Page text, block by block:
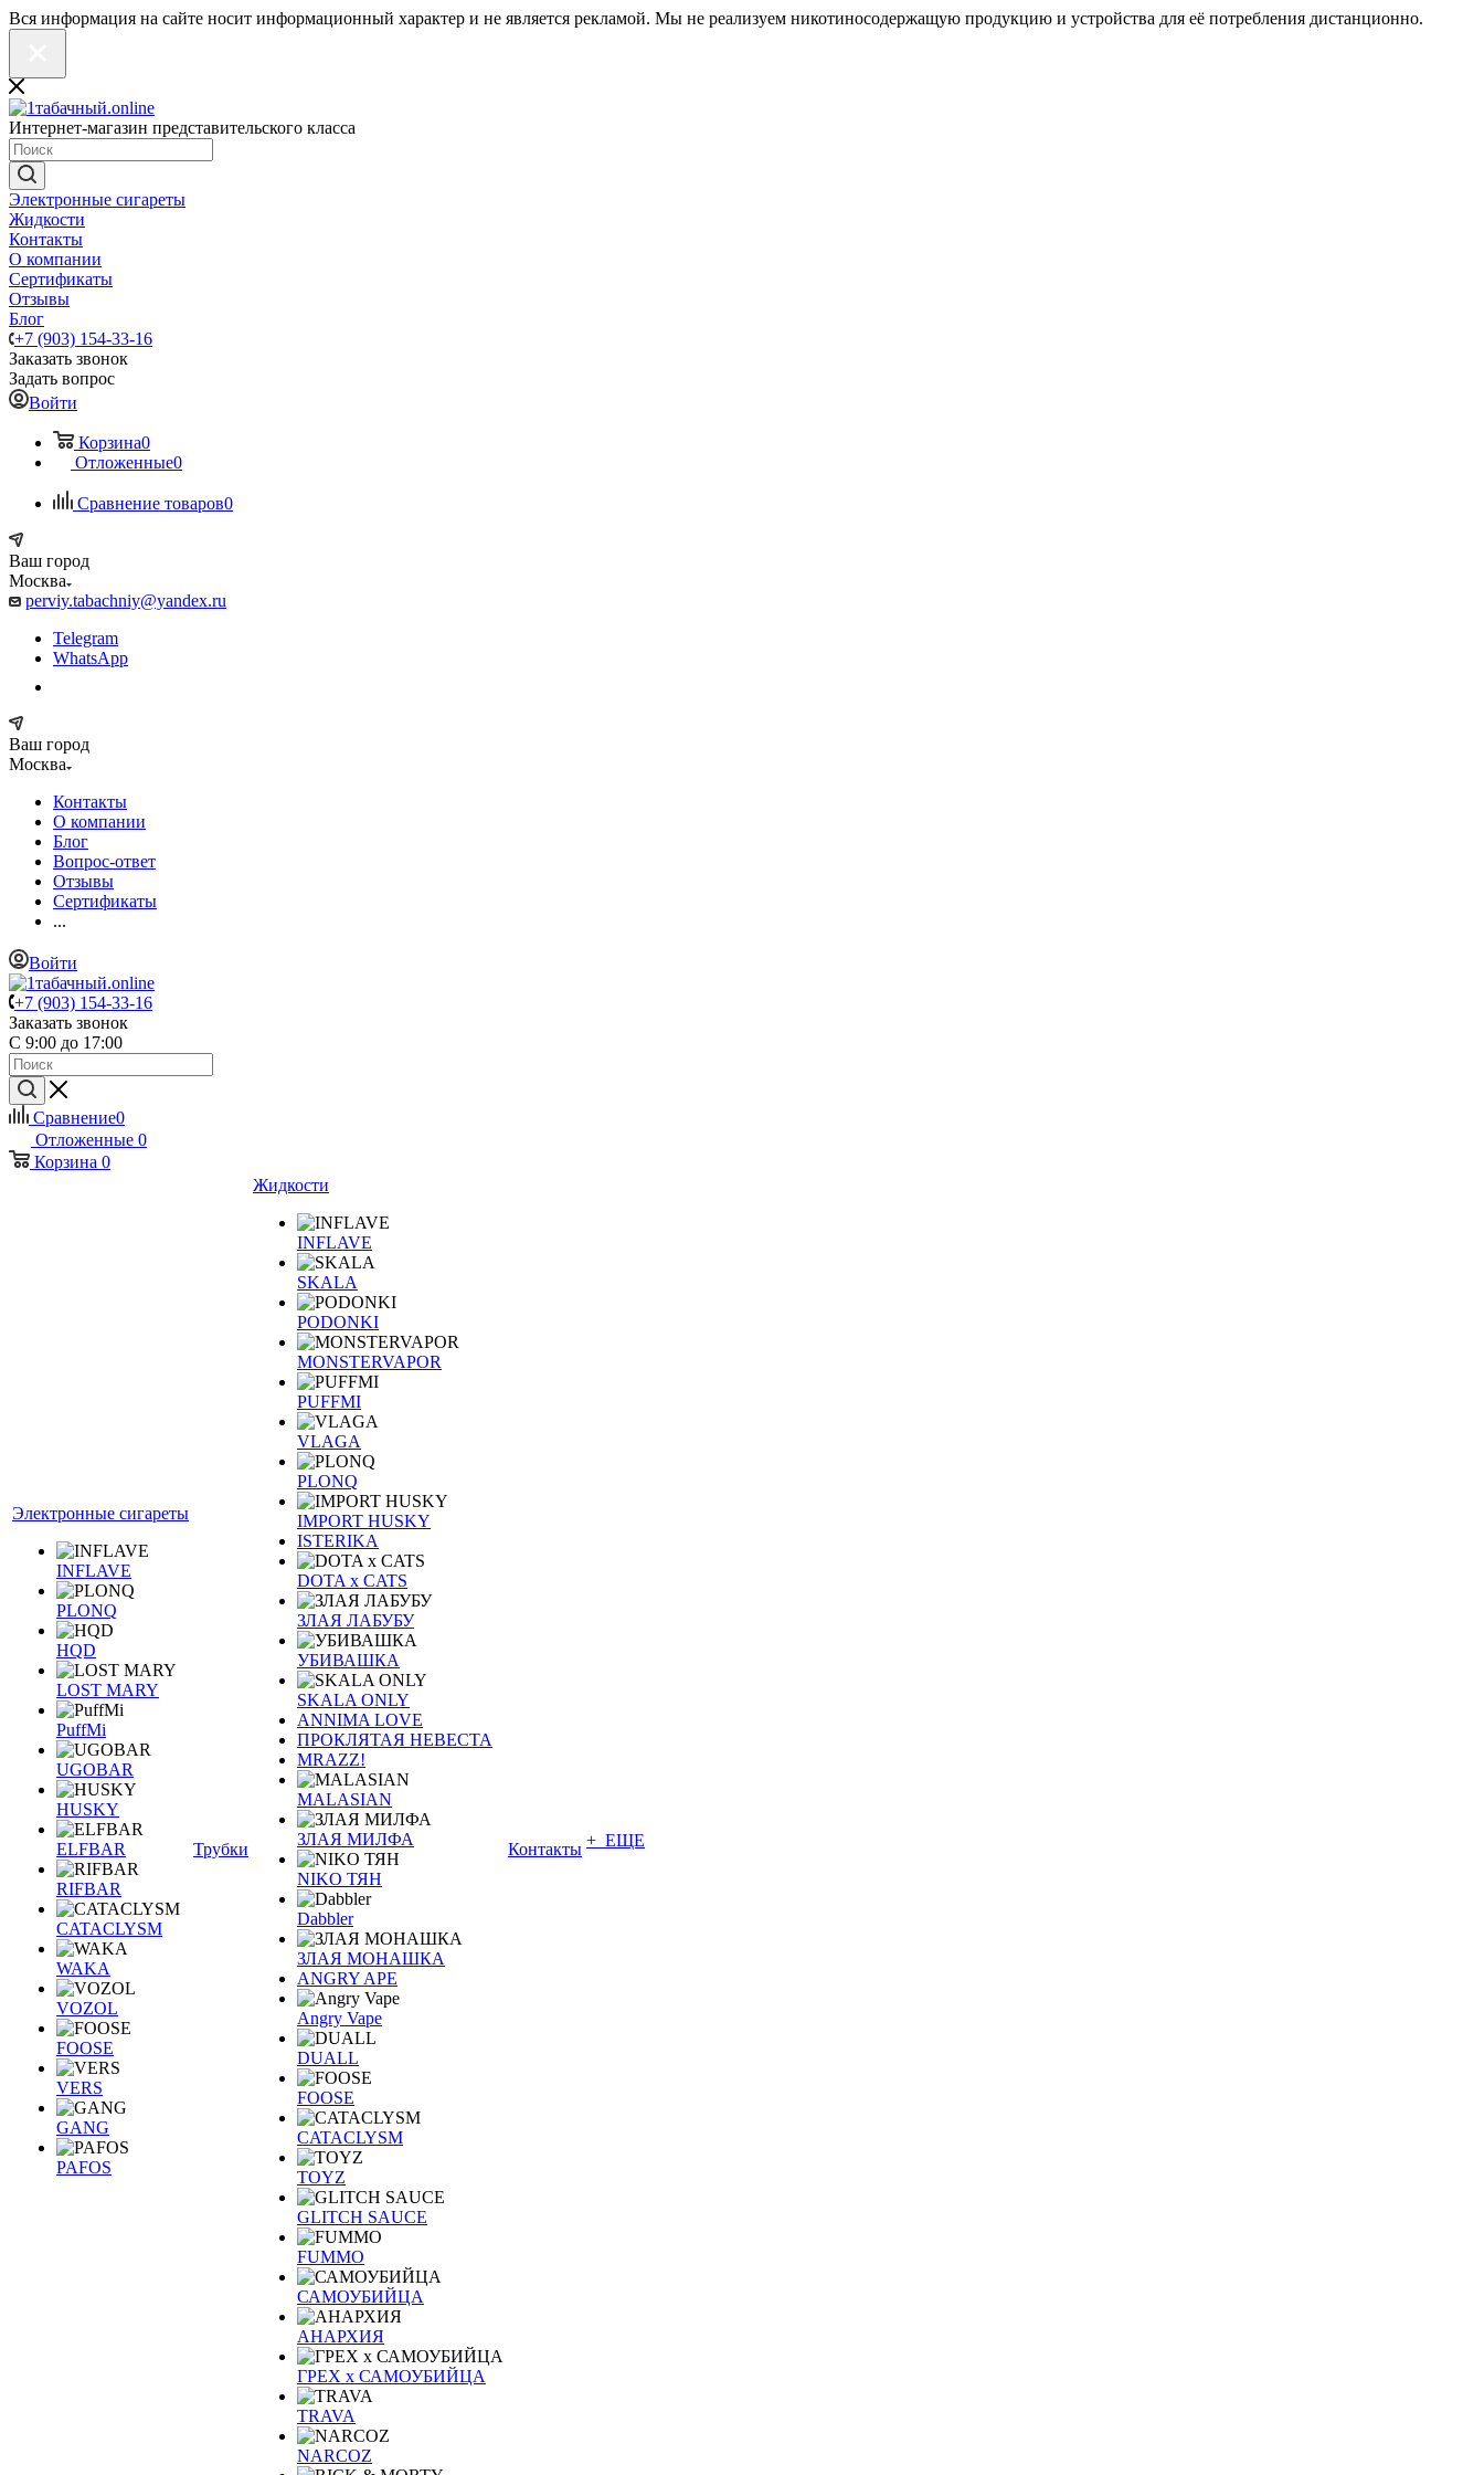
Вся информация на сайте носит информационный характер и не является рекламой. Мы не реализуем никотиносодержащую продукцию и устройства для её потребления дистанционно.
Интернет-магазин представительского класса
Электронные сигареты
Жидкости
Контакты
О компании
Сертификаты
Отзывы
Блог
+7 (903) 154-33-16
Заказать звонок
Задать вопрос
Войти
Корзина0
Отложенные0
Сравнение товаров0
Ваш город
Москва
perviy.tabachniy@yandex.ru
Telegram
WhatsApp
Ваш город
Москва
Контакты
О компании
Блог
Вопрос-ответ
Отзывы
Сертификаты
...
Войти
+7 (903) 154-33-16
Заказать звонок
С 9:00 до 17:00
Сравнение0
Отложенные 0
Корзина 0
Электронные сигареты
INFLAVE
PLONQ
HQD
LOST MARY
PuffMi
UGOBAR
HUSKY
ELFBAR
RIFBAR
CATACLYSM
WAKA
VOZOL
FOOSE
VERS
GANG
PAFOS
Трубки
Жидкости
INFLAVE
SKALA
PODONKI
MONSTERVAPOR
PUFFMI
VLAGA
PLONQ
IMPORT HUSKY
ISTERIKA
DOTA x CATS
ЗЛАЯ ЛАБУБУ
УБИВАШКА
SKALA ONLY
ANNIMA LOVE
ПРОКЛЯТАЯ НЕВЕСТА
MRAZZ!
MALASIAN
ЗЛАЯ МИЛФА
NIKO ТЯН
Dabbler
ЗЛАЯ МОНАШКА
ANGRY APE
Angry Vape
DUALL
FOOSE
CATACLYSM
TOYZ
GLITCH SAUCE
FUMMO
САМОУБИЙЦА
АНАРХИЯ
ГРЕХ х САМОУБИЙЦА
TRAVA
NARCOZ
Контакты + ЕЩЕ